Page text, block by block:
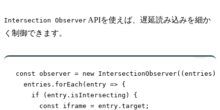
Intersection Observer APIを使えば、遅延読み込みを細か
く制御できます。
const observer = new IntersectionObserver((entries)
  entries.forEach(entry => {
    if (entry.isIntersecting) {
      const iframe = entry.target;